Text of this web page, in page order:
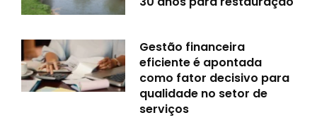
Gestão financeira
eficiente é apontada
como fator decisivo para
qualidade no setor de
serviços